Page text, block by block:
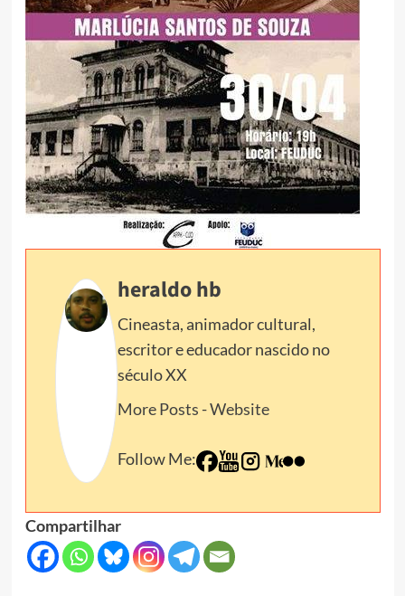
heraldo hb
Cineasta, animador cultural,
escritor e educador nascido no
século XX
More Posts -Website
Follow Me:
Compartilhar